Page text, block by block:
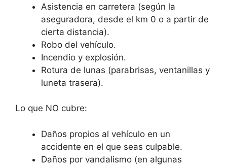
Asistencia en carretera (según la
aseguradora, desde el km 0 o a partir de
cierta distancia).
Robo del vehículo.
Incendio y explosión.
Rotura de lunas (parabrisas, ventanillas y
luneta trasera).
Lo que NO cubre:
Daños propios al vehículo en un
accidente en el que seas culpable.
Daños por vandalismo (en algunas